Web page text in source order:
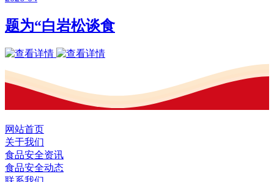
题为“白岩松谈食
网站首页
关于我们
食品安全资讯
食品安全动态